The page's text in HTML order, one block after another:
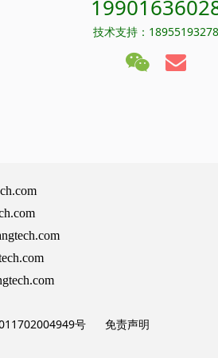
技术支持：
号 免责声明